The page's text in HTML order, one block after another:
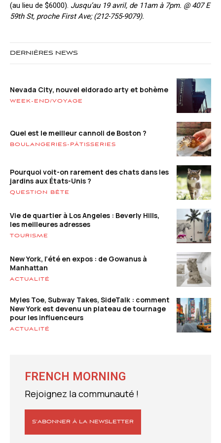
(au lieu de $6000). Jusqu’au 19 avril, de 11am à 7pm. @ 407 E
59th St, proche First Ave; (212-755-9079).
DERNIÈRES NEWS
Nevada City, nouvel eldorado arty et bohème
WEEK-END/VOYAGE
Quel est le meilleur cannoli de Boston ?
BOULANGERIES-PÂTISSERIES
Pourquoi voit-on rarement des chats dans les
jardins aux États-Unis ?
QUESTION BÊTE
Vie de quartier à Los Angeles : Beverly Hills,
les meilleures adresses
TOURISME
New York, l’été en expos : de Gowanus à
Manhattan
ACTUALITÉ
Myles Toe, Subway Takes, SideTalk : comment
New York est devenu un plateau de tournage
pour les influenceurs
ACTUALITÉ
FRENCH MORNING
Rejoignez la communauté !
S’ABONNER À LA NEWSLETTER